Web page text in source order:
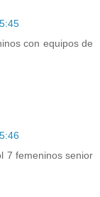
con equipos de
7 femeninos senior